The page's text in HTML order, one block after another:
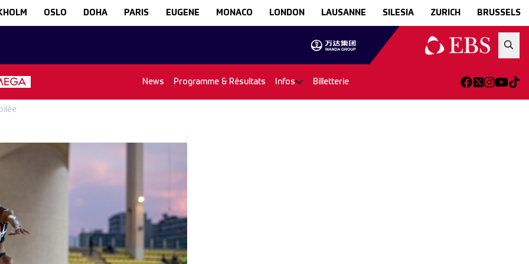
OSLO DOHA PARIS EUGENE MONACO LONDON LAUSANNE SILESIA ZURICH BRUSSELS
News Programme & Résultats Infos Billetterie